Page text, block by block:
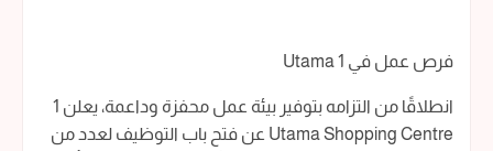
فرص عمل في 1 Utama
انطلاقًا من التزامه بتوفير بيئة عمل محفزة وداعمة، يعلن 1
Utama Shopping Centre عن فتح باب التوظيف لعدد من